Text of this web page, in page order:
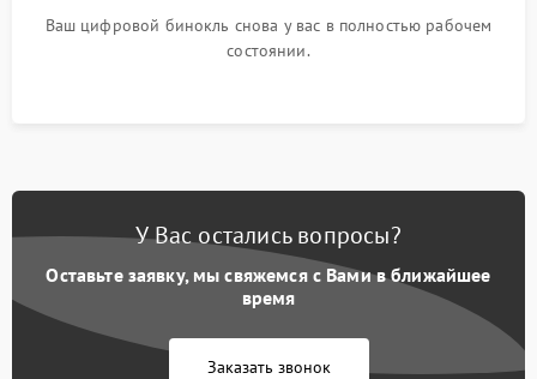
Ваш цифровой бинокль снова у вас в полностью рабочем
состоянии.
У Вас остались вопросы?
Оставьте заявку, мы свяжемся с Вами в ближайшее
время
Заказать звонок